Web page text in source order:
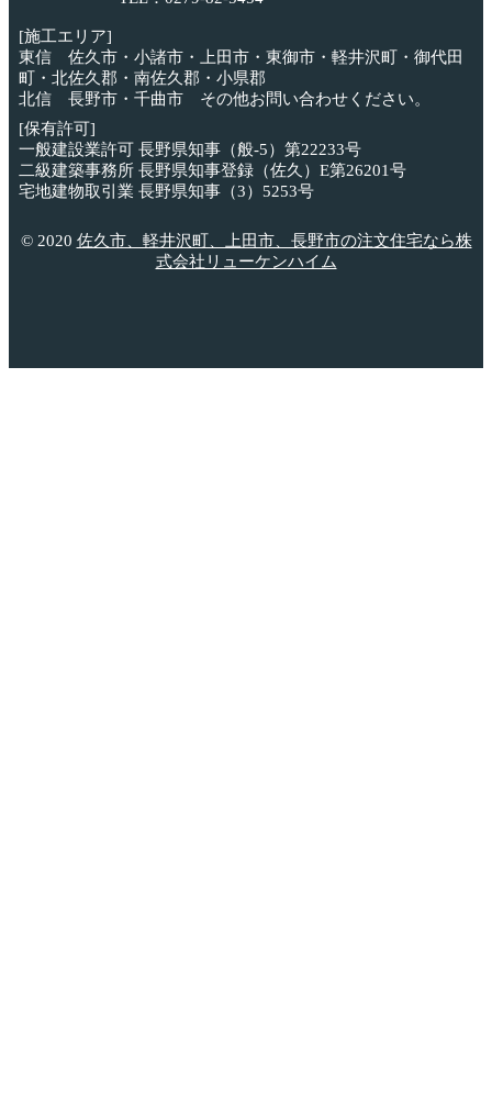
[施工エリア]
東信 佐久市・小諸市・上田市・東御市・軽井沢町・御代田
町・北佐久郡・南佐久郡・小県郡
北信 長野市・千曲市 その他お問い合わせください。
[保有許可]
一般建設業許可 長野県知事（般-5）第22233号
二級建築事務所 長野県知事登録（佐久）E第26201号
宅地建物取引業 長野県知事（3）5253号
© 2020 佐久市、軽井沢町、上田市、長野市の注文住宅なら株
式会社リューケンハイム